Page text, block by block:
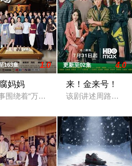
为主轴，剧情叙述一场突如其来的
163集 1.0
妈妈
围绕着“万家”的豆腐老店，因“一个
更新至02集 4.0
来！金来号！
该剧讲述周路勇（